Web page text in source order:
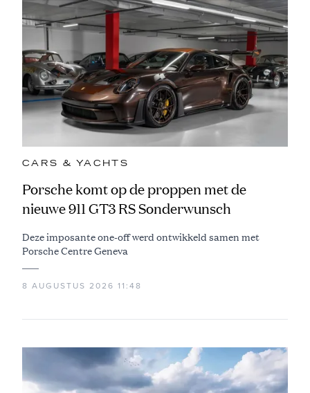
CARS & YACHTS
Porsche komt op de proppen met de
nieuwe 911 GT3 RS Sonderwunsch
Deze imposante one-off werd ontwikkeld samen met
Porsche Centre Geneva
8 AUGUSTUS 2026 11:48